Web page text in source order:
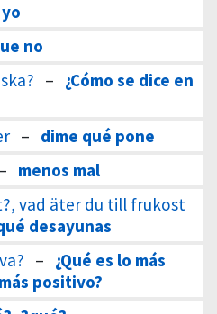
no
– ¿Cómo se dice en
– dime qué pone
– menos mal
vad äter du till frukost
desayunas
– ¿Qué es lo más
positivo?